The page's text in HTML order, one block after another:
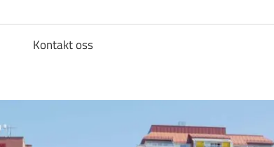
Kontakt oss